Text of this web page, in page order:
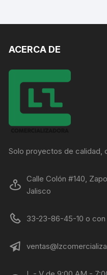
ACERCA DE
Solo proyectos de calidad,
Calle Colón #140,
Jalisco
33-23-86-45-10 o